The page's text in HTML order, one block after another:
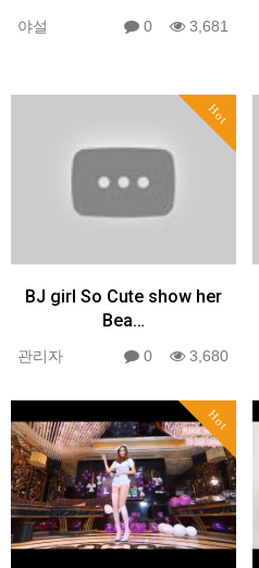
야설 0 3,681
Hot
BJ girl So Cute show her
Bea…
관리자 0 3,680
Hot